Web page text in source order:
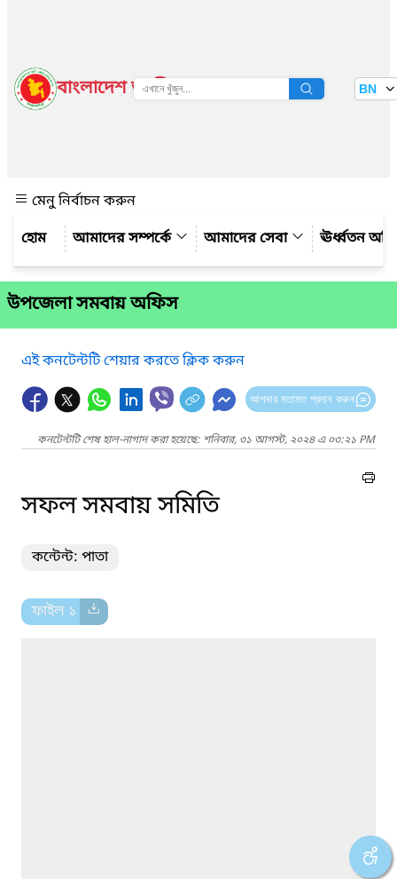
বাংলাদেশ জাতীয় তথ্য বাতায়ন BN
মেনু নির্বাচন করুন
আমাদের সম্পর্কে
আমাদের সেবা ঊর্ধ্বতন
উপজেলা সমবায় অফিস
এই কনটেন্টটি শেয়ার করতে ক্লিক করুন
আপনার মতামত প্রদান করুন
কনটেন্টটি শেষ হাল-নাগাদ করা হয়েছে: শনিবার, ৩১ আগস্ট, ২০২৪ এ ০৩:২১ PM
সফল সমবায় সমিতি
কন্টেন্ট: পাতা
ফাইল ১